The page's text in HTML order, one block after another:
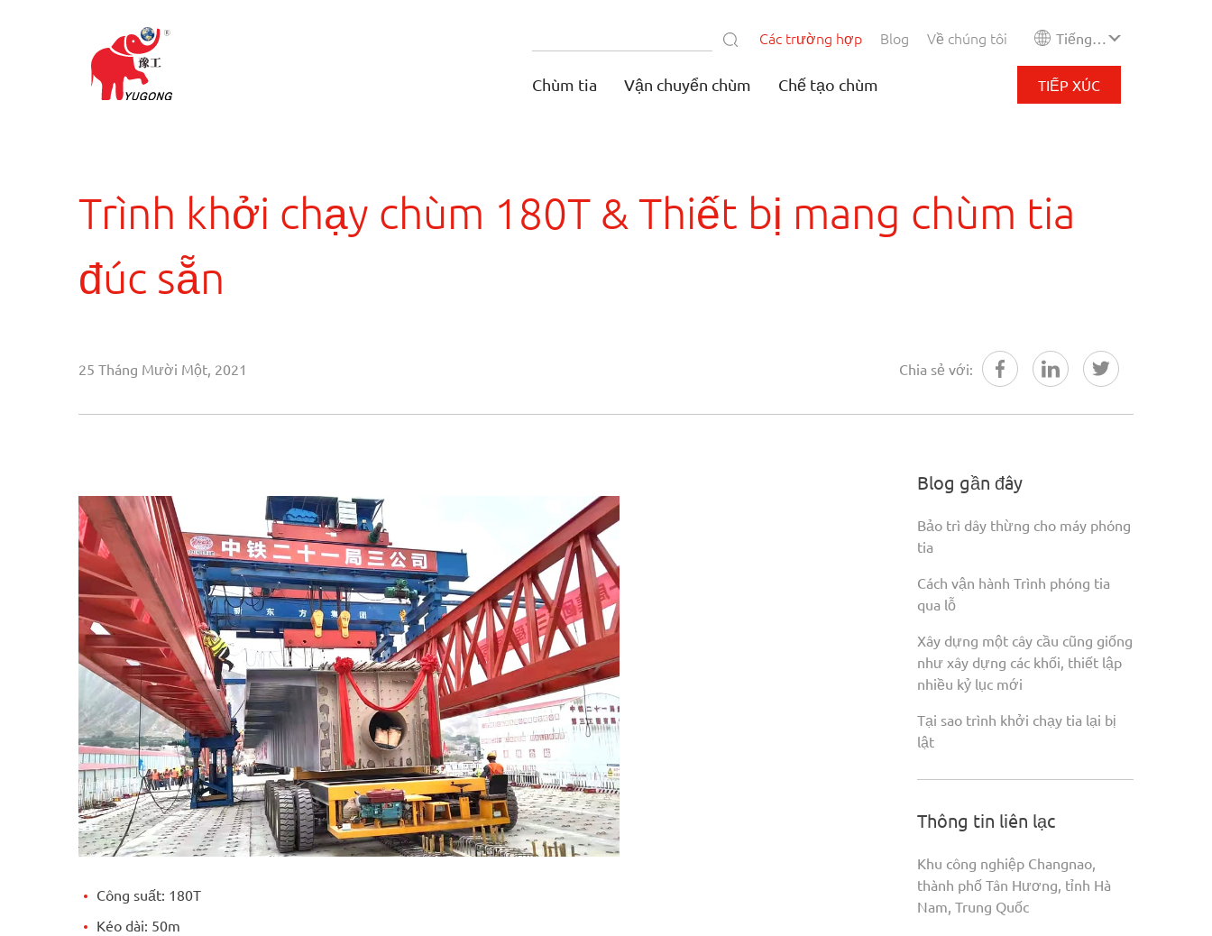
Tiếng Việt
Các trường hợp Blog Về chúng tôi
Chùm tia Vận chuyển chùm Chế tạo chùm TIẾP XÚC
Trình khởi chạy chùm 180T & Thiết bị mang chùm tia
đúc sẵn
25 Tháng Mười Một, 2021 Chia sẻ với:
Công suất: 180T
Kéo dài: 50m
Blog gần đây
Bảo trì dây thừng cho máy phóng
tia
Cách vận hành Trình phóng tia
qua lỗ
Xây dựng một cây cầu cũng giống
như xây dựng các khối, thiết lập
nhiều kỷ lục mới
Tại sao trình khởi chạy tia lại bị
lật
Thông tin liên lạc
Khu công nghiệp Changnao,
thành phố Tân Hương, tỉnh Hà
Nam, Trung Quốc